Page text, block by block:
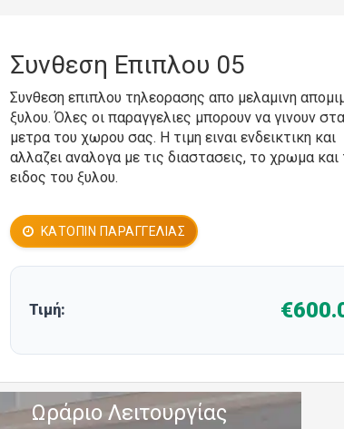
Συνθεση Επιπλου 05
Συνθεση επιπλου τηλεορασης απο μελαμινη
ξυλου. Όλες οι παραγγελιες μπορουν να γινουν στα
μετρα του χωρου σας. Η τιμη ειναι ενδεικτικη και
αλλαζει αναλογα με τις διαστασεις, το χρωμα και
ειδος του ξυλου.
ΚΑΤΌΠΙΝ ΠΑΡΑΓΓΕΛΊΑΣ
Τιμή:
Ωράριο Λειτουργίας